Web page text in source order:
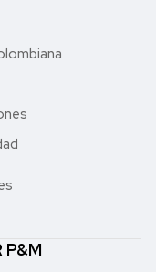
P&M